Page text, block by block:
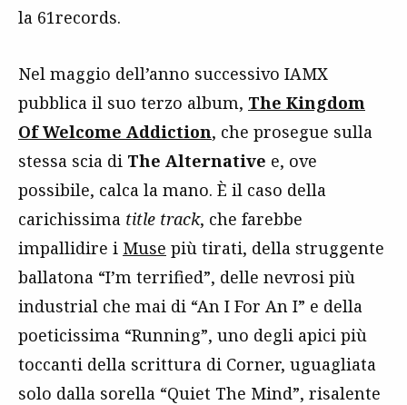
la 61records.
Nel maggio dell’anno successivo IAMX
pubblica il suo terzo album, The Kingdom
Of Welcome Addiction, che prosegue sulla
stessa scia di The Alternative e, ove
possibile, calca la mano. È il caso della
carichissima title track, che farebbe
impallidire i Muse più tirati, della struggente
ballatona “I’m terrified”, delle nevrosi più
industrial che mai di “An I For An I” e della
poeticissima “Running”, uno degli apici più
toccanti della scrittura di Corner, uguagliata
solo dalla sorella “Quiet The Mind”, risalente